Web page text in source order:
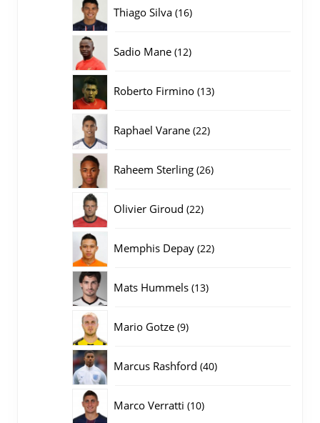
Thiago Silva 1616
Sadio Mane 1212
Roberto Firmino 1313
Raphael Varane 2222
Raheem Sterling 2626
Olivier Giroud 2222
Memphis Depay 2222
Mats Hummels 1313
Mario Gotze 99
Marcus Rashford 4040
Marco Verratti 1010